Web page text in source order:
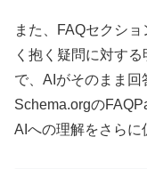
また、FAQセクシ
く抱く疑問に対す
で、AIがそのまま回
Schema.orgの
AIへの理解をさらに